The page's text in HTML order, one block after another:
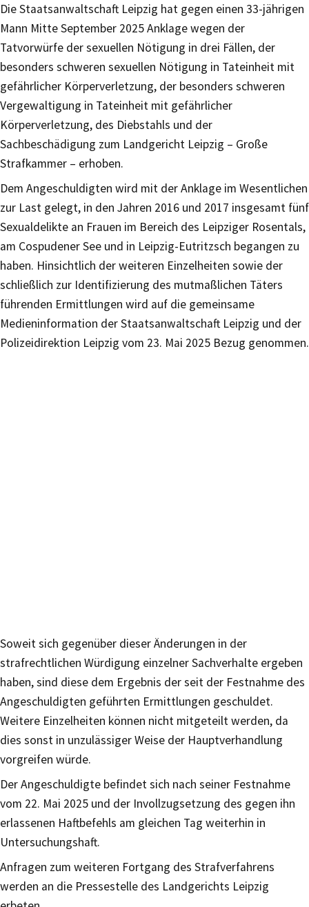
Die Staatsanwaltschaft Leipzig hat gegen einen 33-jährigen
Mann Mitte September 2025 Anklage wegen der
Tatvorwürfe der sexuellen Nötigung in drei Fällen, der
besonders schweren sexuellen Nötigung in Tateinheit mit
gefährlicher Körperverletzung, der besonders schweren
Vergewaltigung in Tateinheit mit gefährlicher
Körperverletzung, des Diebstahls und der
Sachbeschädigung zum Landgericht Leipzig – Große
Strafkammer – erhoben.
Dem Angeschuldigten wird mit der Anklage im Wesentlichen
zur Last gelegt, in den Jahren 2016 und 2017 insgesamt fünf
Sexualdelikte an Frauen im Bereich des Leipziger Rosentals,
am Cospudener See und in Leipzig-Eutritzsch begangen zu
haben. Hinsichtlich der weiteren Einzelheiten sowie der
schließlich zur Identifizierung des mutmaßlichen Täters
führenden Ermittlungen wird auf die gemeinsame
Medieninformation der Staatsanwaltschaft Leipzig und der
Polizeidirektion Leipzig vom 23. Mai 2025 Bezug genommen.
Soweit sich gegenüber dieser Änderungen in der
strafrechtlichen Würdigung einzelner Sachverhalte ergeben
haben, sind diese dem Ergebnis der seit der Festnahme des
Angeschuldigten geführten Ermittlungen geschuldet.
Weitere Einzelheiten können nicht mitgeteilt werden, da
dies sonst in unzulässiger Weise der Hauptverhandlung
vorgreifen würde.
Der Angeschuldigte befindet sich nach seiner Festnahme
vom 22. Mai 2025 und der Invollzugsetzung des gegen ihn
erlassenen Haftbefehls am gleichen Tag weiterhin in
Untersuchungshaft.
Anfragen zum weiteren Fortgang des Strafverfahrens
werden an die Pressestelle des Landgerichts Leipzig